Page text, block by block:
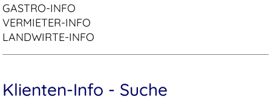
GASTRO-INFO
VERMIETER-INFO
LANDWIRTE-INFO
Klienten-Info - Suche